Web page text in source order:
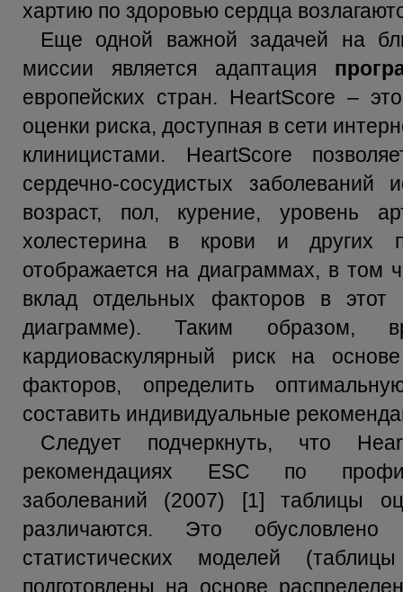
хартию по здоровью сердца
Еще одной важной задачей на
миссии является адаптация
европейских стран. HeartScore –
оценки риска, доступная в сети
клиницистами. HeartScore
сердечно-сосудистых
возраст, пол, курение, уровень
холестерина в крови и других
отображается на диаграммах, в том
вклад отдельных факторов в этот
диаграмме). Таким образом,
кардиоваскулярный риск на
факторов, определить
составить индивидуальные
Следует подчеркнуть, что
рекомендациях ESC по
заболеваний (2007) [1] таблицы
различаются. Это
статистических моделей
подготовлены на основе